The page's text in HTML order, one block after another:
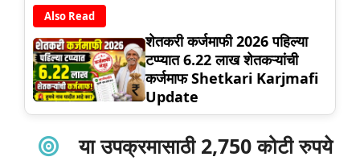
Also Read
शेतकरी कर्जमाफी 2026 पहिल्या
टप्प्यात 6.22 लाख शेतकऱ्यांची
कर्जमाफ Shetkari Karjmafi
Update
या उपक्रमासाठी 2,750 कोटी रुपये